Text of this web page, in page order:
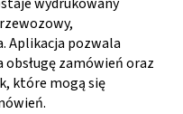
Aplikacja pozwala
obsługę zamówień oraz
które mogą się